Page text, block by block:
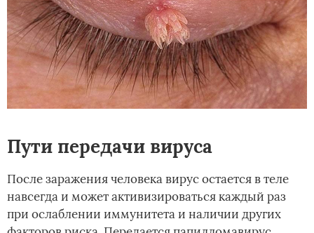
Пути передачи вируса
После заражения человека вирус остается в теле
навсегда и может активизироваться каждый раз
при ослаблении иммунитета и наличии других